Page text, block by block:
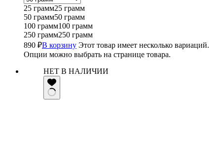
25 грамм25 грамм
50 грамм50 грамм
100 грамм100 грамм
250 грамм250 грамм
890 ₽В корзину Этот товар имеет несколько вариаций.
Опции можно выбрать на странице товара.
НЕТ В НАЛИЧИИ